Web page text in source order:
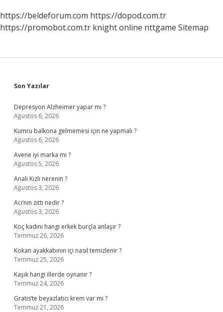
https://beldeforum.com https://dopod.com.tr
https://promobot.com.tr knight online nttgame Sitemap
Sidebar
Son Yazılar
Depresyon Alzheimer yapar mı ?
Ağustos 6, 2026
Kumru balkona gelmemesi için ne yapmalı ?
Ağustos 6, 2026
Avene iyi marka mı ?
Ağustos 5, 2026
Analı Kızlı nerenin ?
Ağustos 3, 2026
Acı’nın zıttı nedir ?
Ağustos 3, 2026
Koç kadını hangi erkek burçla anlaşır ?
Temmuz 26, 2026
Kokan ayakkabının içi nasıl temizlenir ?
Temmuz 25, 2026
Kaşık hangi illerde oynanır ?
Temmuz 24, 2026
Gratis’te beyazlatıcı krem var mı ?
Temmuz 21, 2026